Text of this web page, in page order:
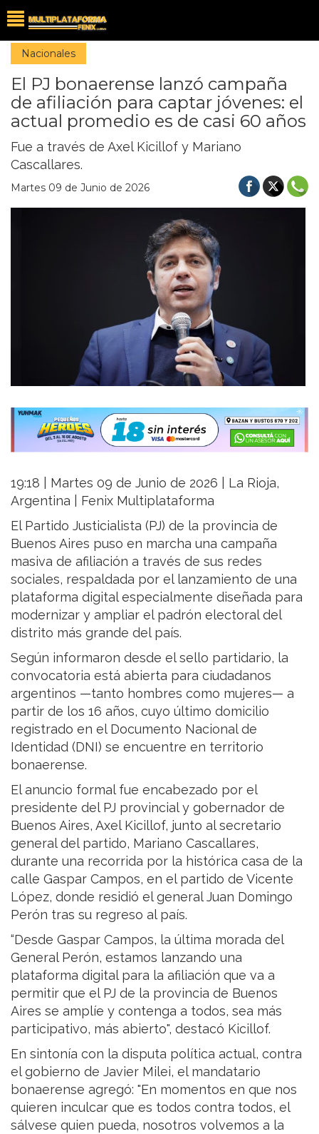
Nacionales
El PJ bonaerense lanzó campaña
de afiliación para captar jóvenes: el
actual promedio es de casi 60 años
Fue a través de Axel Kicillof y Mariano
Cascallares.
Martes 09 de Junio de 2026
19:18 | Martes 09 de Junio de 2026 | La Rioja,
Argentina | Fenix Multiplataforma
El Partido Justicialista (PJ) de la provincia de
Buenos Aires puso en marcha una campaña
masiva de afiliación a través de sus redes
sociales, respaldada por el lanzamiento de una
plataforma digital especialmente diseñada para
modernizar y ampliar el padrón electoral del
distrito más grande del país.
Según informaron desde el sello partidario, la
convocatoria está abierta para ciudadanos
argentinos —tanto hombres como mujeres— a
partir de los 16 años, cuyo último domicilio
registrado en el Documento Nacional de
Identidad (DNI) se encuentre en territorio
bonaerense.
El anuncio formal fue encabezado por el
presidente del PJ provincial y gobernador de
Buenos Aires, Axel Kicillof, junto al secretario
general del partido, Mariano Cascallares,
durante una recorrida por la histórica casa de la
calle Gaspar Campos, en el partido de Vicente
López, donde residió el general Juan Domingo
Perón tras su regreso al país.
“Desde Gaspar Campos, la última morada del
General Perón, estamos lanzando una
plataforma digital para la afiliación que va a
permitir que el PJ de la provincia de Buenos
Aires se amplíe y contenga a todos, sea más
participativo, más abierto", destacó Kicillof.
En sintonía con la disputa política actual, contra
el gobierno de Javier Milei, el mandatario
bonaerense agregó: "En momentos en que nos
quieren inculcar que es todos contra todos, el
sálvese quien pueda, nosotros volvemos a la